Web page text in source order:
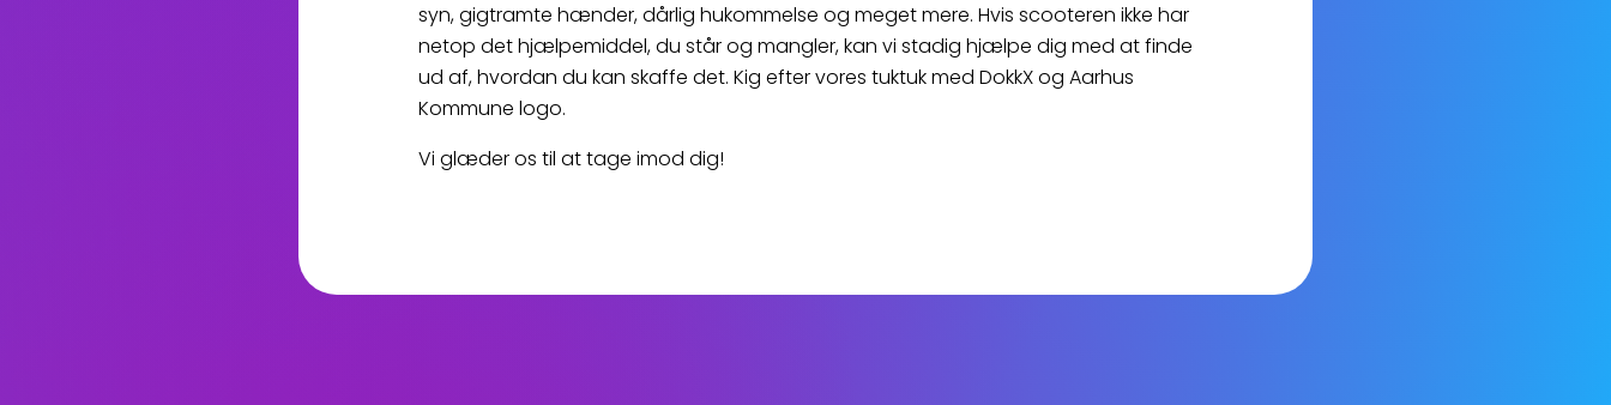
syn, gigtramte hænder, dårlig hukommelse og meget mere. Hvis scooteren ikke har
netop det hjælpemiddel, du står og mangler, kan vi stadig hjælpe dig med at finde
ud af, hvordan du kan skaffe det. Kig efter vores tuktuk med DokkX og Aarhus
Kommune logo.
Vi glæder os til at tage imod dig!